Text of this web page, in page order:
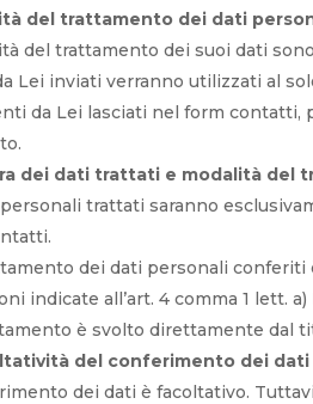
del trattamento dei dati
del trattamento dei suoi dati
Lei inviati verranno utilizzati al
da Lei lasciati nel form contatti,
dei dati trattati e modalità del
trattati saranno
dei dati personali conferiti
indicate all’art. 4 comma 1 lett. a)
è svolto direttamente dal
del conferimento dei dati
dei dati è facoltativo.